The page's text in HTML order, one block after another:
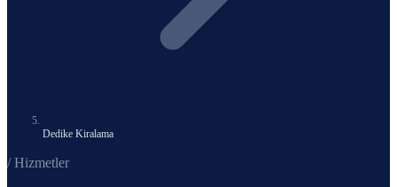
Dedike Kiralama
/ Hizmetler